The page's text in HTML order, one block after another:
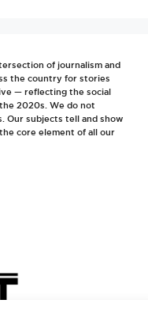
of journalism and
the country for stories
— reflecting the social
2020s. We do not
Our subjects tell and show
core element of all our